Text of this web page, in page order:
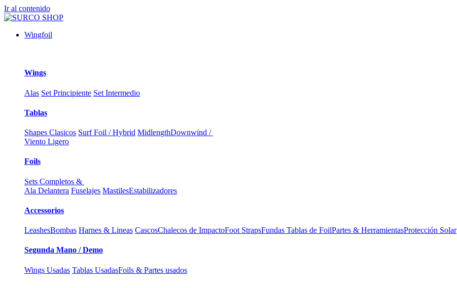
Ir al contenido
Wingfoil
Wings
Alas Set Principiente Set Intermedio
Tablas
Shapes Clasicos Surf Foil / Hybrid MidlengthDownwind /
Viento Ligero
Foils
Sets Completos &
Ala Delantera Fuselajes MastilesEstabilizadores
Accessorios
LeashesBombas Harnes & Lineas CascosChalecos de ImpactoFoot StrapsFundas Tablas de FoilPartes & HerramientasProtección Solar
Segunda Mano / Demo
Wings Usadas Tablas UsadasFoils & Partes usados